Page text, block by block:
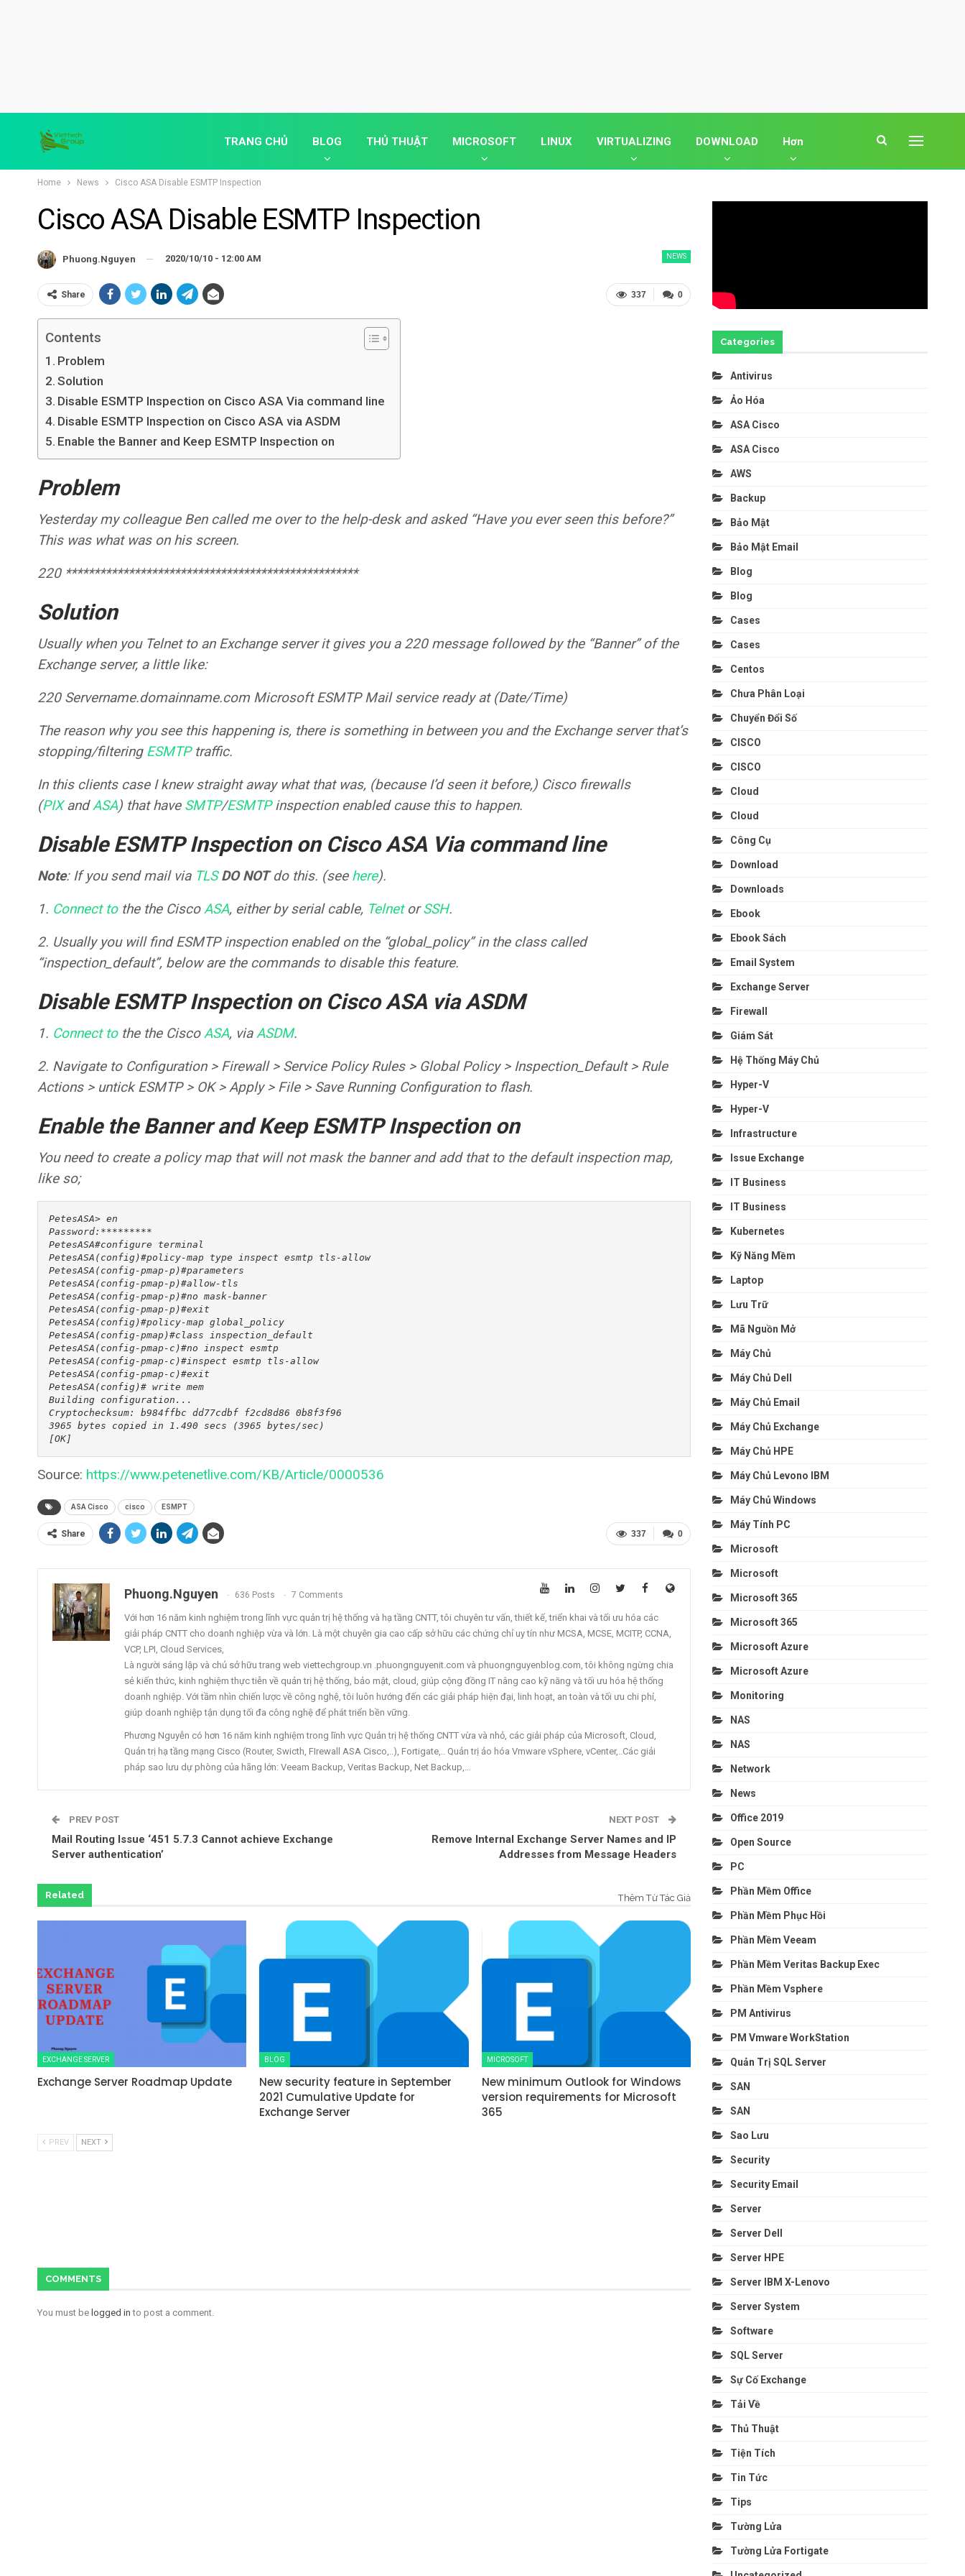
TRANG CHỦ BLOG THỦ THUẬT MICROSOFT LINUX VIRTUALIZING DOWNLOAD Hơn
Home News Cisco ASA Disable ESMTP Inspection
Cisco ASA Disable ESMTP Inspection
NEWS
Phuong.nguyen 2020/10/10 - 12:00 AM
0
337
Share
Contents
Problem
Solution
Disable ESMTP Inspection on Cisco ASA Via command line
Disable ESMTP Inspection on Cisco ASA via ASDM
Enable the Banner and Keep ESMTP Inspection on
Problem
Yesterday my colleague Ben called me over to the help-desk and asked “Have you ever seen this before?”
This was what was on his screen.
220 ***************************************************
Solution
Usually when you Telnet to an Exchange server it gives you a 220 message followed by the “Banner” of the
Exchange server, a little like:
220 Servername.domainname.com Microsoft ESMTP Mail service ready at (Date/Time)
The reason why you see this happening is, there is something in between you and the Exchange server that’s
stopping/filtering ESMTPtraffic.
In this clients case I knew straight away what that was, (because I’d seen it before,) Cisco firewalls
(PIXandASA) that have SMTP/ESMTPinspection enabled cause this to happen.
Disable ESMTP Inspection on Cisco ASA Via command line
Note: If you send mail via TLS DO NOTdo this. (see here).
1. Connect tothe the Cisco ASA, either by serial cable, TelnetorSSH.
2. Usually you will find ESMTP inspection enabled on the “global_policy” in the class called
“inspection_default”, below are the commands to disable this feature.
Disable ESMTP Inspection on Cisco ASA via ASDM
1. Connect tothe the Cisco ASA, via ASDM.
2. Navigate to Configuration > Firewall > Service Policy Rules > Global Policy > Inspection_Default > Rule
Actions > untick ESMTP > OK > Apply > File > Save Running Configuration to flash.
Enable the Banner and Keep ESMTP Inspection on
You need to create a policy map that will not mask the banner and add that to the default inspection map,
like so;
PetesASA> en
Password:*********
PetesASA#configure terminal
PetesASA(config)#policy-map type inspect esmtp tls-allow
PetesASA(config-pmap-p)#parameters
PetesASA(config-pmap-p)#allow-tls
PetesASA(config-pmap-p)#no mask-banner
PetesASA(config-pmap-p)#exit
PetesASA(config)#policy-map global_policy
PetesASA(config-pmap)#class inspection_default
PetesASA(config-pmap-c)#no inspect esmtp
PetesASA(config-pmap-c)#inspect esmtp tls-allow
PetesASA(config-pmap-c)#exit
PetesASA(config)# write mem
Building configuration...
Cryptochecksum: b984ffbc dd77cdbf f2cd8d86 0b8f3f96
3965 bytes copied in 1.490 secs (3965 bytes/sec)
Source: https://www.petenetlive.com/KB/Article/0000536
ASA Cisco cisco ESMPT
0
337
Share
Phuong.nguyen 636 Posts 7 Comments
Với hơn 16 năm kinh nghiệm trong lĩnh vực quản trị hệ thống và hạ tầng CNTT, tôi chuyên tư vấn, thiết kế, triển khai và tối ưu hóa các
giải pháp CNTT cho doanh nghiệp vừa và lớn. Là một chuyên gia cao cấp sở hữu các chứng chỉ uy tín như MCSA, MCSE, MCITP, CCNA,
VCP, LPI, Cloud Services,
Là người sáng lập và chủ sở hữu trang web viettechgroup.vn .phuongnguyenit.com và phuongnguyenblog.com, tôi không ngừng chia
sẻ kiến thức, kinh nghiệm thực tiễn về quản trị hệ thống, bảo mật, cloud, giúp cộng đồng IT nâng cao kỹ năng và tối ưu hóa hệ thống
doanh nghiệp. Với tầm nhìn chiến lược về công nghệ, tôi luôn hướng đến các giải pháp hiện đại, linh hoạt, an toàn và tối ưu chi phí,
giúp doanh nghiệp tận dụng tối đa công nghệ để phát triển bền vững.
Phương Nguyễn có hơn 16 năm kinh nghiệm trong lĩnh vực Quản trị hệ thống CNTT vừa và nhỏ, các giải pháp của Microsoft, Cloud,
Quản trị hạ tầng mạng Cisco (Router, Swicth, FIrewall ASA Cisco,..), Fortigate,.. Quản trị ảo hóa Vmware vSphere, vCenter,..Các giải
pháp sao lưu dự phòng của hãng lớn: Veeam Backup, Veritas Backup, Net Backup,…
PREV POST
Mail Routing Issue ‘451 5.7.3 Cannot achieve Exchange
Server authentication’
NEXT POST
Remove Internal Exchange Server Names and IP
Addresses from Message Headers
Related Thêm Từ Tác Giả
EXCHANGE SERVER
Exchange Server Roadmap Update
BLOG
New security feature in September
2021 Cumulative Update for
Exchange Server
MICROSOFT
New minimum Outlook for Windows
version requirements for Microsoft
365
PREV NEXT
COMMENTS
You must be logged in to post a comment.
Categories
Antivirus
Ảo Hóa
ASA Cisco
ASA Cisco
AWS
Backup
Bảo Mật
Bảo Mật Email
Blog
Blog
Cases
Cases
Centos
Chưa Phân Loại
Chuyển Đổi Số
CISCO
CISCO
Cloud
Cloud
Công Cụ
Download
Downloads
Ebook
Ebook Sách
Email System
Exchange Server
Firewall
Giám Sát
Hệ Thống Máy Chủ
Hyper-V
Hyper-V
Infrastructure
Issue Exchange
IT Business
IT Business
Kubernetes
Kỹ Năng Mềm
Laptop
Lưu Trữ
Mã Nguồn Mở
Máy Chủ
Máy Chủ Dell
Máy Chủ Email
Máy Chủ Exchange
Máy Chủ HPE
Máy Chủ Levono IBM
Máy Chủ Windows
Máy Tính PC
Microsoft
Microsoft
Microsoft 365
Microsoft 365
Microsoft Azure
Microsoft Azure
Monitoring
NAS
NAS
Network
News
Office 2019
Open Source
PC
Phần Mềm Office
Phần Mềm Phục Hồi
Phần Mềm Veeam
Phần Mềm Veritas Backup Exec
Phần Mềm Vsphere
PM Antivirus
PM Vmware WorkStation
Quản Trị SQL Server
SAN
SAN
Sao Lưu
Security
Security Email
Server
Server Dell
Server HPE
Server IBM X-Lenovo
Server System
Software
SQL Server
Sự Cố Exchange
Tải Về
Thủ Thuật
Tiện Tích
Tin Tức
Tips
Tường Lửa
Tường Lửa Fortigate